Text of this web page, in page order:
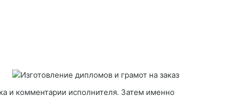
и комментарии исполнителя. Затем именно